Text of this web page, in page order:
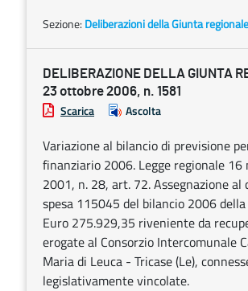
Sezione: Deliberazioni della Giunta regionale
DELIBERAZIONE DELLA GIUNTA
23 ottobre 2006, n. 1581
Scarica Ascolta
Variazione al bilancio di previsione
finanziario 2006. Legge regionale 16
2001, n. 28, art. 72. Assegnazione al
spesa 115045 del bilancio 2006
Euro 275.929,35 riveniente da
erogate al Consorzio Intercomunale
Maria di Leuca - Tricase (Le),
legislativamente vincolate.